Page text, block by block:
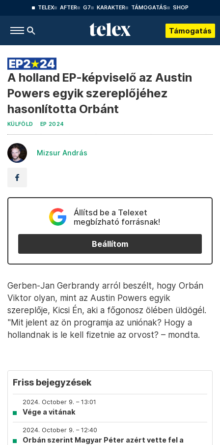
TELEX AFTER G7 KARAKTER TÁMOGATÁS SHOP
Támogatás
A holland EP-képviselő az Austin
Powers egyik szereplőjéhez
hasonlította Orbánt
KÜLFÖLD EP 2024
Mizsur András
Állítsd be a Telexet
megbízható forrásnak!
Beállítom
Gerben-Jan Gerbrandy arról beszélt, hogy Orbán
Viktor olyan, mint az Austin Powers egyik
szereplője, Kicsi Én, aki a főgonosz ölében üldögél.
"Mit jelent az ön programja az uniónak? Hogy a
hollandnak is le kell fizetnie az orvost? – mondta.
Friss bejegyzések
2024. October 9. – 13:01
Vége a vitának
2024. October 9. – 12:40
Orbán szerint Magyar Péter azért vette fel a